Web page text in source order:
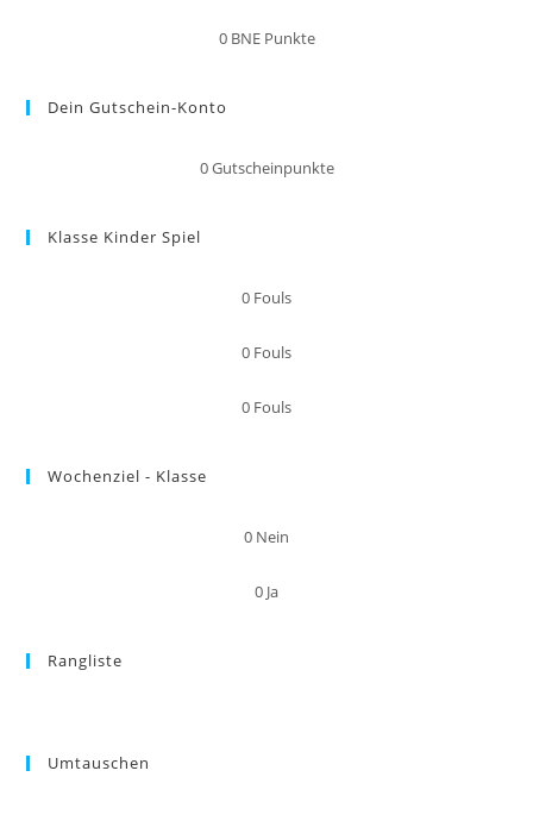
0 BNE Punkte
Dein Gutschein-Konto
0Gutscheinpunkte
Klasse Kinder Spiel
0 Fouls
0 Fouls
0 Fouls
Wochenziel - Klasse
0 Nein
0 Ja
Rangliste
Umtauschen